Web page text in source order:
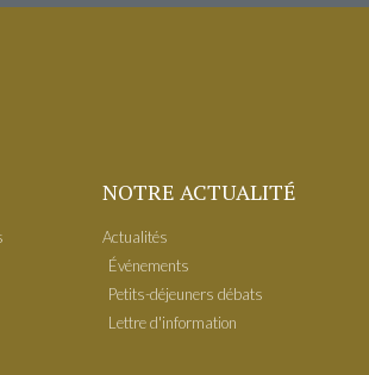
NOTRE ACTUALITÉ
Actualités
É​vénements
Petits-déjeuners débats
Lettre d'information